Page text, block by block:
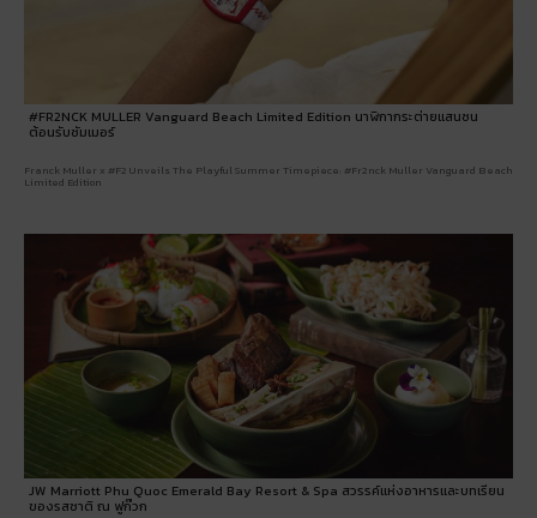
#FR2NCK MULLER Vanguard Beach Limited Edition นาฬิกากระต่ายแสนซน
ต้อนรับซัมเมอร์
Franck Muller x #F2 Unveils The Playful Summer Timepiece: #Fr2nck Muller Vanguard Beach
Limited Edition
JW Marriott Phu Quoc Emerald Bay Resort & Spa สวรรค์แห่งอาหารและบทเรียน
ของรสชาติ ณ ฟูก๊วก